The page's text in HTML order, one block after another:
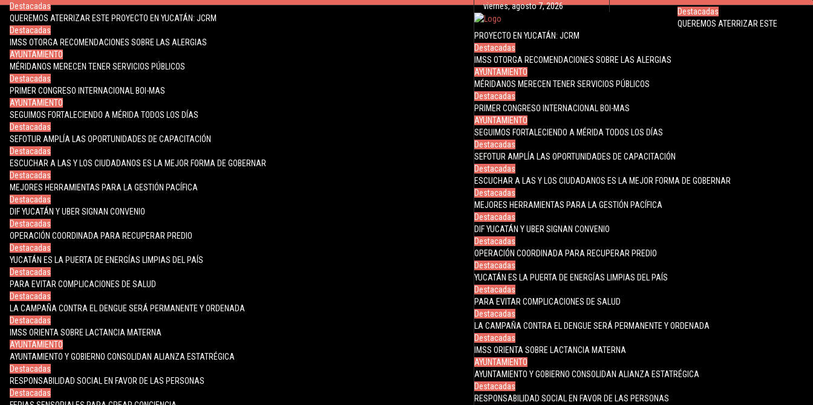
Destacadas
QUEREMOS ATERRIZAR ESTE PROYECTO EN YUCATÁN: JCRM
Destacadas
IMSS OTORGA RECOMENDACIONES SOBRE LAS ALERGIAS
AYUNTAMIENTO
MÉRIDANOS MERECEN TENER SERVICIOS PÚBLICOS
Destacadas
PRIMER CONGRESO INTERNACIONAL BOI-MAS
AYUNTAMIENTO
SEGUIMOS FORTALECIENDO A MÉRIDA TODOS LOS DÍAS
Destacadas
SEFOTUR AMPLÍA LAS OPORTUNIDADES DE CAPACITACIÓN
Destacadas
ESCUCHAR A LAS Y LOS CIUDADANOS ES LA MEJOR FORMA DE GOBERNAR
Destacadas
MEJORES HERRAMIENTAS PARA LA GESTIÓN PACÍFICA
Destacadas
DIF YUCATÁN Y UBER SIGNAN CONVENIO
Destacadas
OPERACIÓN COORDINADA PARA RECUPERAR PREDIO
Destacadas
YUCATÁN ES LA PUERTA DE ENERGÍAS LIMPIAS DEL PAÍS
Destacadas
PARA EVITAR COMPLICACIONES DE SALUD
Destacadas
LA CAMPAÑA CONTRA EL DENGUE SERÁ PERMANENTE Y ORDENADA
Destacadas
IMSS ORIENTA SOBRE LACTANCIA MATERNA
AYUNTAMIENTO
AYUNTAMIENTO Y GOBIERNO CONSOLIDAN ALIANZA ESTATRÉGICA
Destacadas
RESPONSABILIDAD SOCIAL EN FAVOR DE LAS PERSONAS
Destacadas
viernes, agosto 7, 2026
Destacadas
QUEREMOS ATERRIZAR ESTE
PROYECTO EN YUCATÁN: JCRM
Destacadas
IMSS OTORGA RECOMENDACIONES SOBRE LAS ALERGIAS
AYUNTAMIENTO
MÉRIDANOS MERECEN TENER SERVICIOS PÚBLICOS
Destacadas
PRIMER CONGRESO INTERNACIONAL BOI-MAS
AYUNTAMIENTO
SEGUIMOS FORTALECIENDO A MÉRIDA TODOS LOS DÍAS
Destacadas
SEFOTUR AMPLÍA LAS OPORTUNIDADES DE CAPACITACIÓN
Destacadas
ESCUCHAR A LAS Y LOS CIUDADANOS ES LA MEJOR FORMA DE GOBERNAR
Destacadas
MEJORES HERRAMIENTAS PARA LA GESTIÓN PACÍFICA
Destacadas
DIF YUCATÁN Y UBER SIGNAN CONVENIO
Destacadas
OPERACIÓN COORDINADA PARA RECUPERAR PREDIO
Destacadas
YUCATÁN ES LA PUERTA DE ENERGÍAS LIMPIAS DEL PAÍS
Destacadas
PARA EVITAR COMPLICACIONES DE SALUD
Destacadas
LA CAMPAÑA CONTRA EL DENGUE SERÁ PERMANENTE Y ORDENADA
Destacadas
IMSS ORIENTA SOBRE LACTANCIA MATERNA
AYUNTAMIENTO
AYUNTAMIENTO Y GOBIERNO CONSOLIDAN ALIANZA ESTATRÉGICA
Destacadas
RESPONSABILIDAD SOCIAL EN FAVOR DE LAS PERSONAS